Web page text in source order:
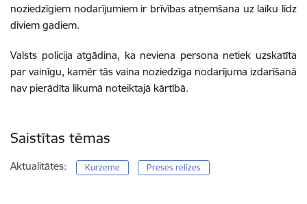
noziedzīgiem nodarījumiem ir brīvības atņemšana uz laiku līdz
diviem gadiem.
Valsts policija atgādina, ka neviena persona netiek uzskatīta
par vainīgu, kamēr tās vaina noziedzīga nodarījuma izdarīšanā
nav pierādīta likumā noteiktajā kārtībā.
Saistītas tēmas
Aktualitātes: Kurzeme Preses relīzes